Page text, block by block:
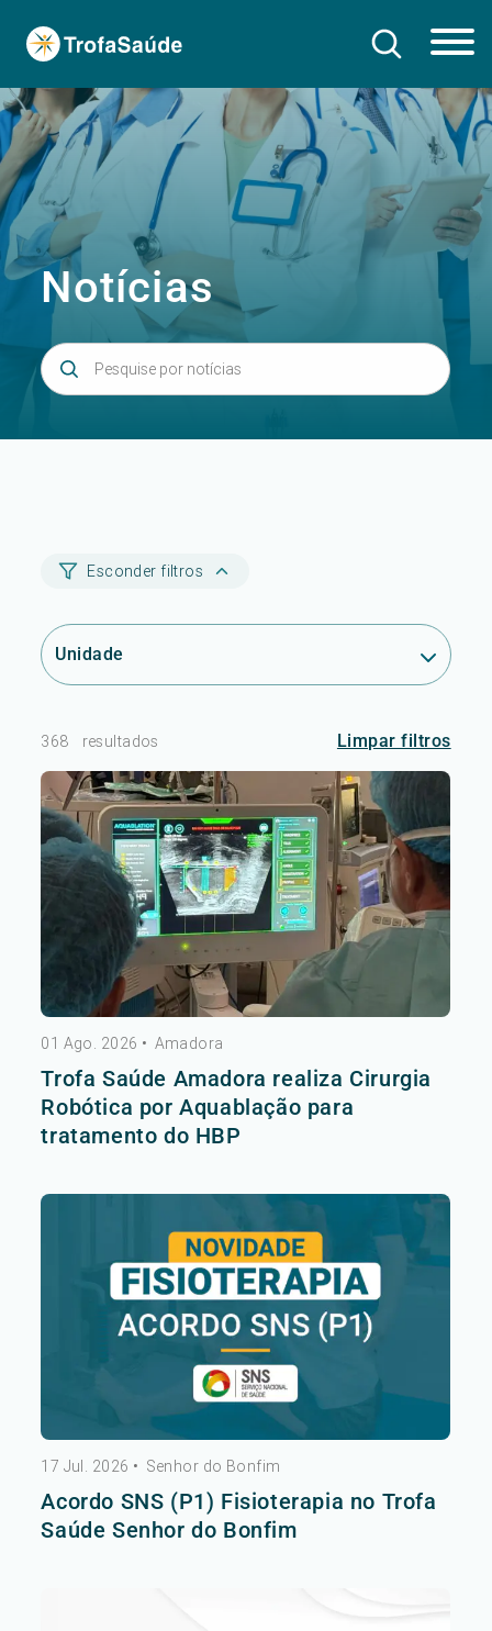
Notícias
Esconder filtros
Unidade
368 resultados Limpar filtros
01 Ago. 2026 • Amadora
Trofa Saúde Amadora realiza Cirurgia
Robótica por Aquablação para
tratamento do HBP
17 Jul. 2026 • Senhor do Bonfim
Acordo SNS (P1) Fisioterapia no Trofa
Saúde Senhor do Bonfim